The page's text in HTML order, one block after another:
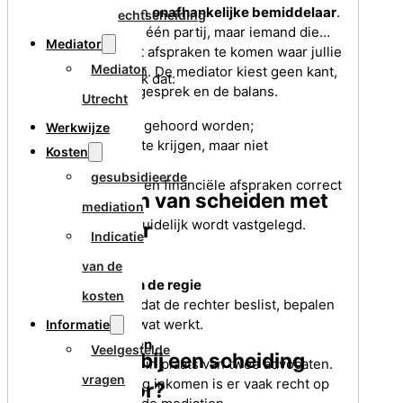
echtscheiding
Mediator
Mediator
Utrecht
Werkwijze
Kosten
gesubsidieerde
mediation
Indicatie
van de
kosten
Informatie
Veelgestelde
vragen
Een mediator is eenonafhankelijke bemiddelaar.
Geen advocaat van één partij, maar iemand die
helpt om samen tot afspraken te komen waar jullie
beiden achter staan. De mediator kiest geen kant,
maar bewaakt het gesprek en de balans.
Als mediator zorg ik dat:
beide kanten gehoord worden;
emoties ruimte krijgen, maar niet
overheersen;
de juridische en financiële afspraken correct
zijn;
en dat alles duidelijk wordt vastgelegd.
De voordelen van scheiden met
een mediator
Jullie houden de regie
In plaats van dat de rechter beslist, bepalen
jullie samen wat werkt.
Lagere kosten
Eén mediator in plaats van twee advocaten.
En bij een laag inkomen is er vaak recht op
Wat regel je bij een scheiding
met mediator?